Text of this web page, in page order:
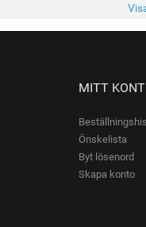
MITT
Önskelista
Byt lösenord
Skapa konto